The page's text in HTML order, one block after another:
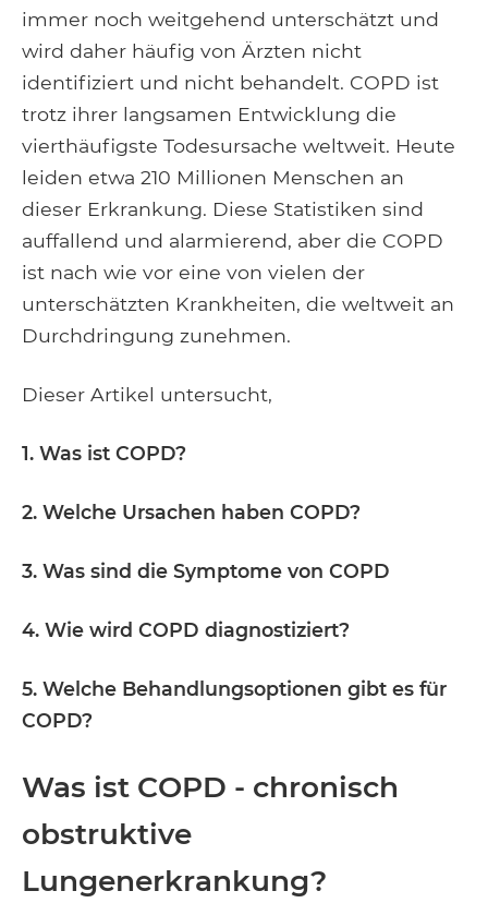
immer noch weitgehend unterschätzt und
wird daher häufig von Ärzten nicht
identifiziert und nicht behandelt. COPD ist
trotz ihrer langsamen Entwicklung die
vierthäufigste Todesursache weltweit. Heute
leiden etwa 210 Millionen Menschen an
dieser Erkrankung. Diese Statistiken sind
auffallend und alarmierend, aber die COPD
ist nach wie vor eine von vielen der
unterschätzten Krankheiten, die weltweit an
Durchdringung zunehmen.
Dieser Artikel untersucht,
1. Was ist COPD?
2. Welche Ursachen haben COPD?
3. Was sind die Symptome von COPD
4. Wie wird COPD diagnostiziert?
5. Welche Behandlungsoptionen gibt es für
COPD?
Was ist COPD - chronisch
obstruktive
Lungenerkrankung?